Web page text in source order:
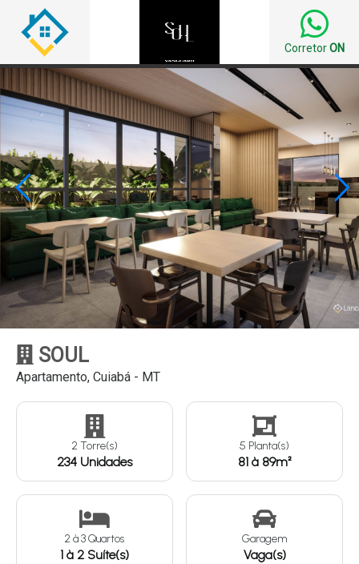
CorretorON
 
SOUL
Apartamento, Cuiabá - MT
2 Torre(s)
234 Unidades
5 Planta(s)
81 à 89m²
2 à3Quartos
1 à 2 Suíte(s)
Garagem
Vaga(s)
Continuar